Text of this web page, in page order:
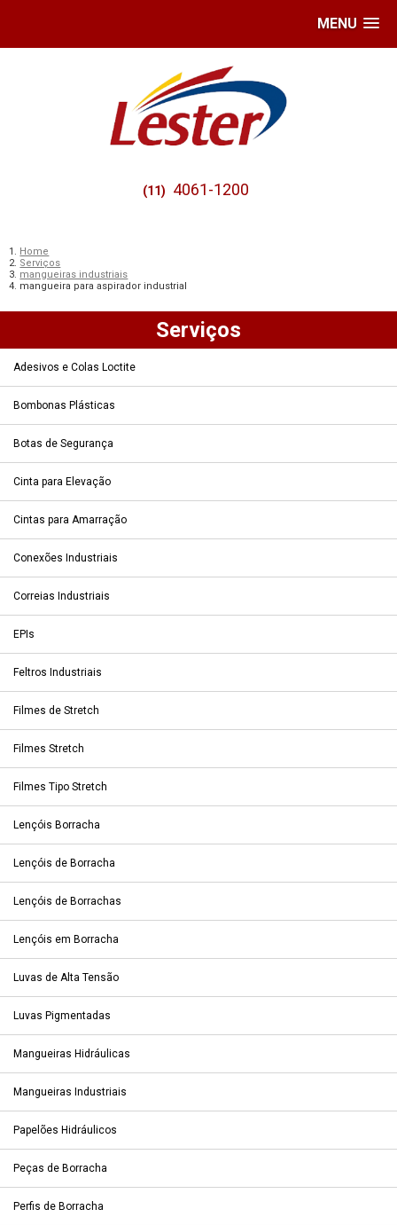
MENU
(11) 4061-1200
Home
Serviços
mangueiras industriais
mangueira para aspirador industrial
Serviços
Adesivos e Colas Loctite
Bombonas Plásticas
Botas de Segurança
Cinta para Elevação
Cintas para Amarração
Conexões Industriais
Correias Industriais
EPIs
Feltros Industriais
Filmes de Stretch
Filmes Stretch
Filmes Tipo Stretch
Lençóis Borracha
Lençóis de Borracha
Lençóis de Borrachas
Lençóis em Borracha
Luvas de Alta Tensão
Luvas Pigmentadas
Mangueiras Hidráulicas
Mangueiras Industriais
Papelões Hidráulicos
Peças de Borracha
Perfis de Borracha